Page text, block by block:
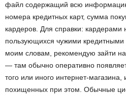
файл содержащий всю
номера кредитных карт, сумма
кардеров. Для справки:
пользующихся чужими кредитными
моим словам, рекомендую зайти
— там обычно оперативно
того или иного интернет-магазина,
похищенных при этом. Обычные